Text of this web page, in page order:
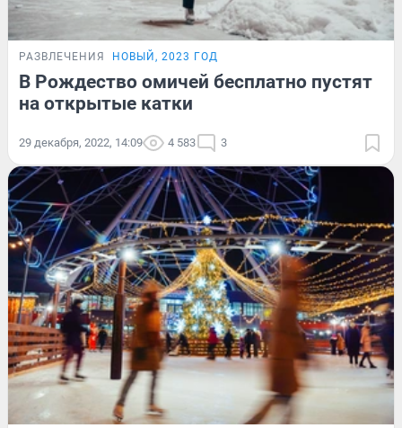
РАЗВЛЕЧЕНИЯ НОВЫЙ, 2023 ГОД
В Рождество омичей бесплатно пустят
на открытые катки
29 декабря, 2022, 14:09 4 583 3